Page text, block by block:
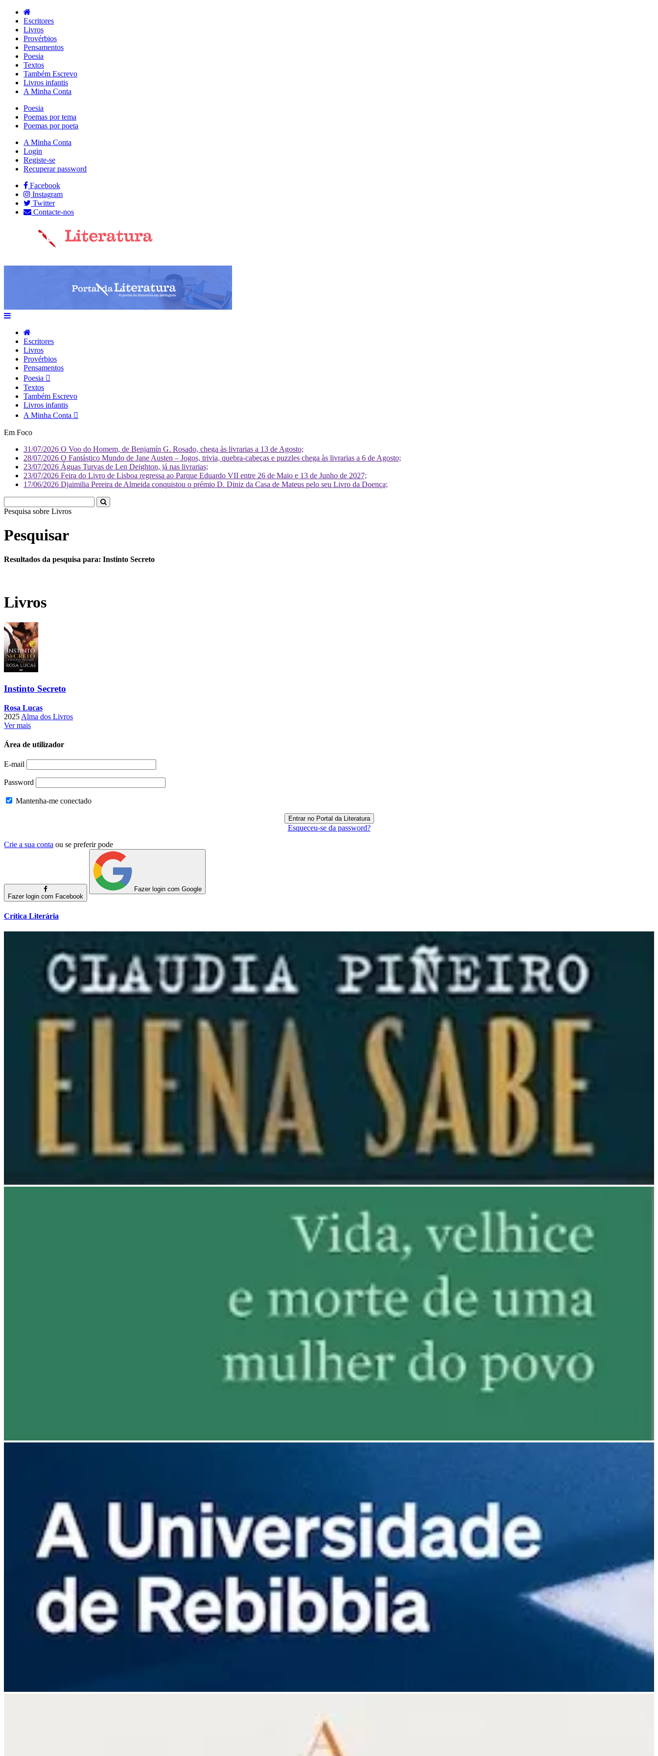
Escritores
Livros
Provérbios
Pensamentos
Poesia
Textos
Também Escrevo
Livros infantis
A Minha Conta
Poesia
Poemas por tema
Poemas por poeta
A Minha Conta
Login
Registe-se
Recuperar password
Facebook
Instagram
Twitter
Contacte-nos
Escritores
Livros
Provérbios
Pensamentos
Poesia
Textos
Também Escrevo
Livros infantis
A Minha Conta
Em Foco
31/07/2026 O Voo do Homem, de Benjamín G. Rosado, chega às livrarias a 13 de Agosto;
28/07/2026 O Fantástico Mundo de Jane Austen – Jogos, trivia, quebra-cabeças e puzzles chega às livrarias a 6 de Agosto;
23/07/2026 Águas Turvas de Len Deighton, já nas livrarias;
23/07/2026 Feira do Livro de Lisboa regressa ao Parque Eduardo VII entre 26 de Maio e 13 de Junho de 2027;
17/06/2026 Djaimilia Pereira de Almeida conquistou o prémio D. Diniz da Casa de Mateus pelo seu Livro da Doença;
Pesquisa sobre Literatura
Pesquisar
Resultados da pesquisa para: Instinto Secreto
Livros
Instinto Secreto
Rosa Lucas
2025 Alma dos Livros
Ver mais
Área de utilizador
E-mail
Password
Mantenha-me conectado
Esqueceu-se da password?
Crie a sua conta ou se preferir pode
Fazer login com Facebook
Fazer login com Google
Crítica Literária